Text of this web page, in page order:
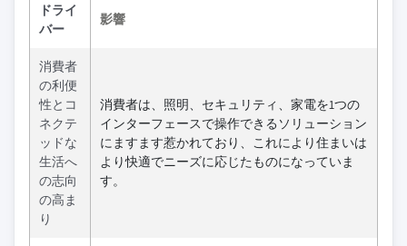
ドライ
バー
影響
消費者
の利便
性とコ
ネクテ
ッドな
生活へ
の志向
の高ま
り
消費者は、照明、セキュリティ、家電を1つの
インターフェースで操作できるソリューション
にますます惹かれており、これにより住まいは
より快適でニーズに応じたものになっていま
す。